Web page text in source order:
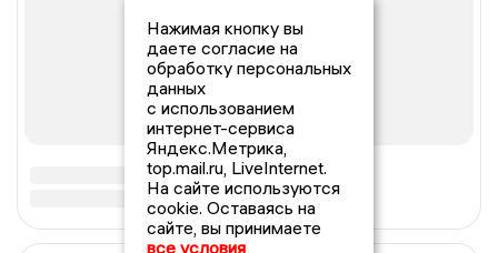
Нажимая кнопку вы
даете согласие на
обработку персональных
данных
с использованием
интернет-сервиса
Яндекс.Метрика,
top.mail.ru, LiveInternet.
На сайте используются
cookie. Оставаясь на
сайте, вы принимаете
все условия